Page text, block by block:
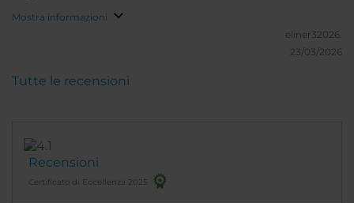
Mostra informazioni
eliner32026.
23/03/2026
Recensioni
Certificato di Eccellenza 2025
Tutte le recensioni